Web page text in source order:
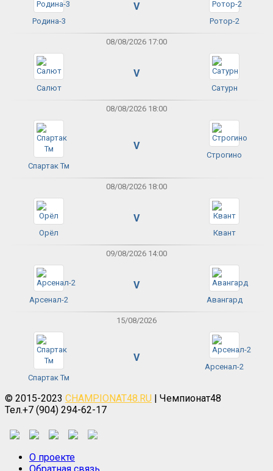
Родина-3
V
Ротор-2
08/08/2026 17:00
Салют
V
Сатурн
08/08/2026 18:00
Спартак Тм
V
Строгино
08/08/2026 18:00
Орёл
V
Квант
09/08/2026 14:00
Арсенал-2
V
Авангард
15/08/2026
Спартак Тм
V
Арсенал-2
© 2015-2023 CHAMPIONAT48.RU | Чемпионат48
Тел.+7 (904) 294-62-17
О проекте
Обратная связь